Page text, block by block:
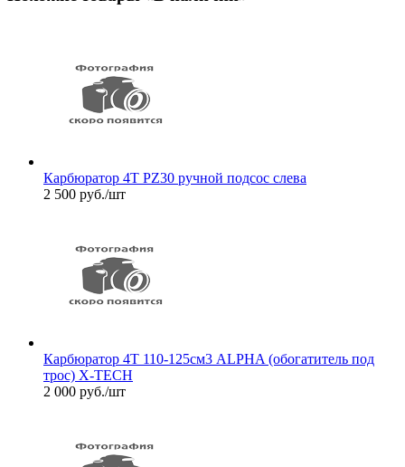
Карбюратор 4Т PZ30 ручной подсос слева
2 500 руб./шт
Карбюратор 4Т 110-125см3 ALPHA (обогатитель под
трос) X-TECH
2 000 руб./шт